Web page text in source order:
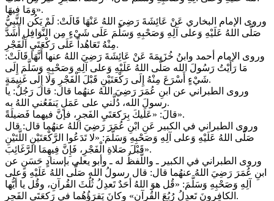
وَمَا فِيهَا».
وروى الإمام البخاري عَنْ عَائِشَةَ رَضِيَ اللهُ عَنْهَا قَالَتْ: لَمْ يَكُن النَّبِيُّ
صَلَّى اللهُ عَلَيْهِ وَعلى آلِهِ وَصَحْبِهِ وَسَلَّمَ عَلَى شَيْءٍ مِن النَّوَافِلِ أَشَدَّ
مِنْهُ تَعَاهُداً عَلَى رَكْعَتَيِ الْفَجْرِ.
وروى الإمام أحمد وابنُ خُزَيمَةَ عَنْ عَائِشَةَ رَضِيَ اللهُ عنها أَنَّهَا قَالَتْ:
مَا رَأَيْتُ رَسُولَ الله صَلَّى اللهُ عَلَيْهِ وَعلى آلِهِ وَصَحْبِهِ وَسَلَّمَ إِلَى
شَيْءٍ أَسْرَعَ مِنْهُ إِلَى رَكْعَتَيْنِ قَبْلَ الْفَجْرِ وَلَا إِلَى غَنِيمَةٍ.
وروى الطبراني عن ابنِ عُمَرَ رَضِيَ اللهُ عنهُما قال: قالَ رَجُلٌ: يا
رسولَ الله، دُلَّني على عَمَلٍ يَنفَعُني اللهُ به.
قالَ: «عَلَيكَ بِرَكعَتَيِ الفَجرِ، فإنَّ فيهما فَضيلَةً».
وروى الطبراني في الكبير عَنِ ابْنِ عُمَرَ رَضِيَ اللهُ عنهُما قال: قال
صَلَّى اللهُ عَلَيْهِ وَعلى آلِهِ وَصَحْبِهِ وَسَلَّمَ: «لا تَدَعُوا الرَّكْعَتَيْنِ اللَّتَيْنِ
قَبْلَ صَلاةِ الْفَجْرِ، فَإِنَّ فِيهِمَا الرَّغَائِبَ».
وروى الطبراني في الكبير ـ واللَّفظُ له ـ وأبو يعلى بإسنادٍ حَسَنٍ عن
ابنِ عُمَرَ رَضِيَ اللهُ عنهُما قال: قال رسولُ الله صَلَّى اللهُ عَلَيْهِ وَعلى
آلِهِ وَصَحْبِهِ وَسَلَّمَ: «قُل هوَ اللهُ أحَدٌ تَعدِلُ ثُلُثَ القُرآنِ، وقُل يا أيُّها
الكافِرونَ تَعدِلُ رُبُعَ القُرآنِ» وكانَ يَقرَؤُهُما في رَكعَتَيِ الفَجرِ.